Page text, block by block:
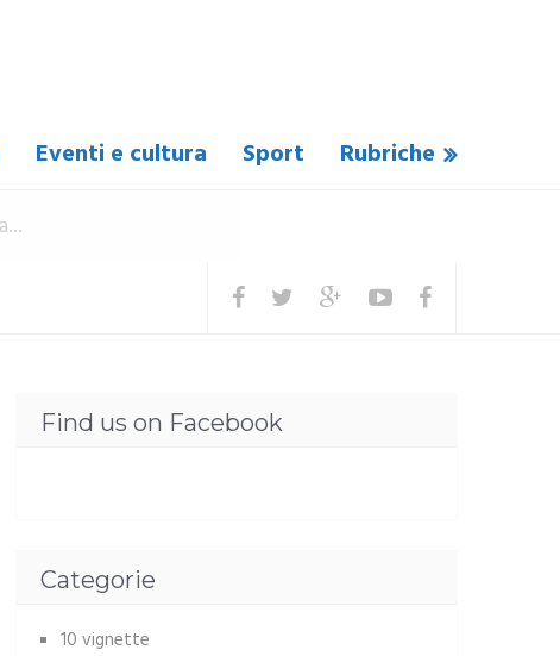
Eventi e cultura Sport Rubriche
Find us on Facebook
Categorie
10 vignette